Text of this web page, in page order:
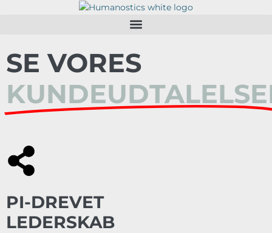
SE VORES
PI-DREVET
LEDERSKAB